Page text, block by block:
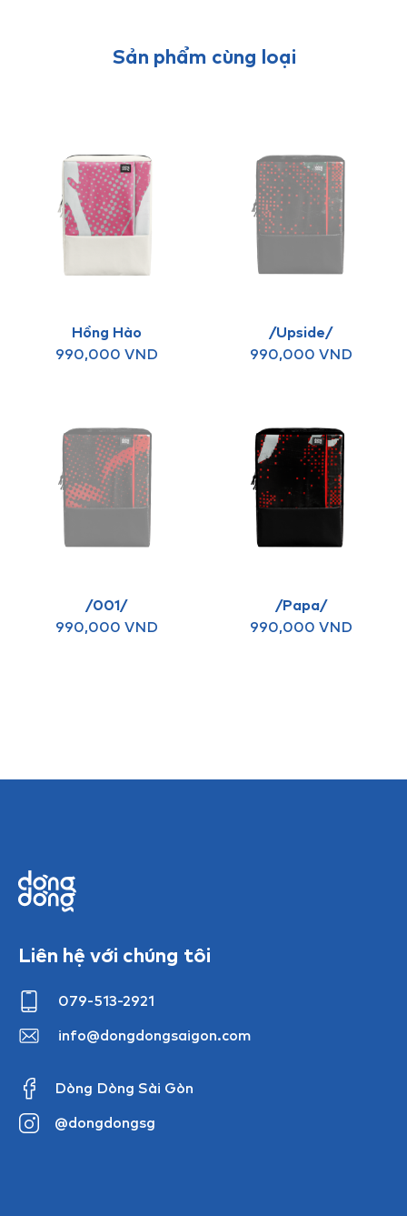
Sản phẩm cùng loại
Hồng Hào
990,000 VND
/Upside/
990,000 VND
/001/
990,000 VND
/Papa/
990,000 VND
Liên hệ với chúng tôi
079-513-2921
info@dongdongsaigon.com
Dòng Dòng Sài Gòn
@dongdongsg